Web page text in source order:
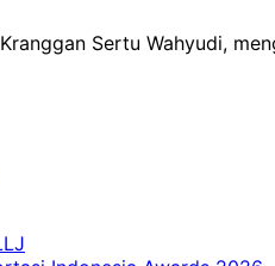
Sertu Wahyudi,